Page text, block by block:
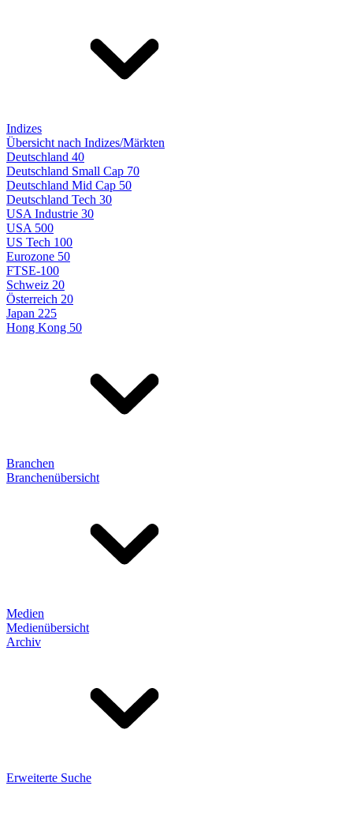
Indizes
Übersicht nach Indizes/Märkten
Deutschland 40
Deutschland Small Cap 70
Deutschland Mid Cap 50
Deutschland Tech 30
USA Industrie 30
USA 500
US Tech 100
Eurozone 50
FTSE-100
Schweiz 20
Österreich 20
Japan 225
Hong Kong 50
Branchen
Branchenübersicht
Medien
Medienübersicht
Archiv
Erweiterte Suche